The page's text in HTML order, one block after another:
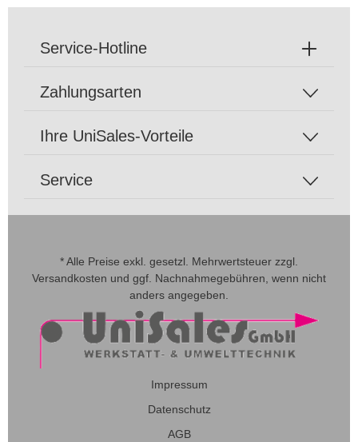
Service-Hotline
Zahlungsarten
Ihre UniSales-Vorteile
Service
Impressum
Datenschutz
AGB
* Alle Preise exkl. gesetzl. Mehrwertsteuer zzgl.
Versandkosten und ggf. Nachnahmegebühren, wenn nicht
anders angegeben.